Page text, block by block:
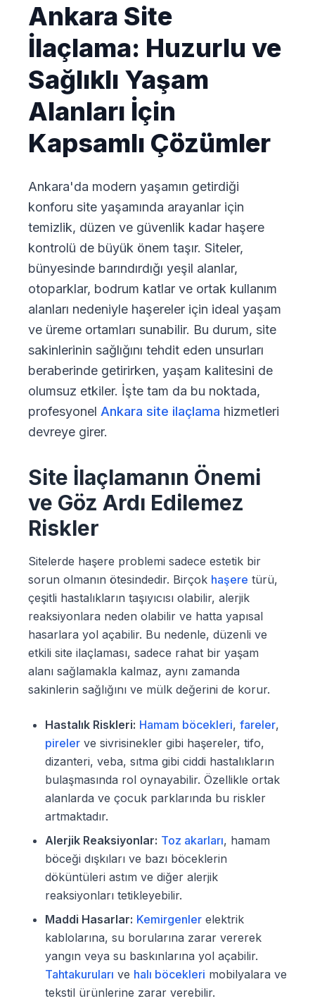
Ankara Site
İlaçlama: Huzurlu ve
Sağlıklı Yaşam
Alanları İçin
Kapsamlı Çözümler
Ankara'da modern yaşamın getirdiği
konforu site yaşamında arayanlar için
temizlik, düzen ve güvenlik kadar haşere
kontrolü de büyük önem taşır. Siteler,
bünyesinde barındırdığı yeşil alanlar,
otoparklar, bodrum katlar ve ortak kullanım
alanları nedeniyle haşereler için ideal yaşam
ve üreme ortamları sunabilir. Bu durum, site
sakinlerinin sağlığını tehdit eden unsurları
beraberinde getirirken, yaşam kalitesini de
olumsuz etkiler. İşte tam da bu noktada,
profesyonel Ankara site ilaçlama hizmetleri
devreye girer.
Site İlaçlamanın Önemi
ve Göz Ardı Edilemez
Riskler
Sitelerde haşere problemi sadece estetik bir
sorun olmanın ötesindedir. Birçok haşere türü,
çeşitli hastalıkların taşıyıcısı olabilir, alerjik
reaksiyonlara neden olabilir ve hatta yapısal
hasarlara yol açabilir. Bu nedenle, düzenli ve
etkili site ilaçlaması, sadece rahat bir yaşam
alanı sağlamakla kalmaz, aynı zamanda
sakinlerin sağlığını ve mülk değerini de korur.
Hastalık Riskleri: Hamam böcekleri, fareler,
pireler ve sivrisinekler gibi haşereler, tifo,
dizanteri, veba, sıtma gibi ciddi hastalıkların
bulaşmasında rol oynayabilir. Özellikle ortak
alanlarda ve çocuk parklarında bu riskler
artmaktadır.
Alerjik Reaksiyonlar: Toz akarları, hamam
böceği dışkıları ve bazı böceklerin
döküntüleri astım ve diğer alerjik
reaksiyonları tetikleyebilir.
Maddi Hasarlar: Kemirgenler elektrik
kablolarına, su borularına zarar vererek
yangın veya su baskınlarına yol açabilir.
Tahtakuruları ve halı böcekleri mobilyalara ve
tekstil ürünlerine zarar verebilir.